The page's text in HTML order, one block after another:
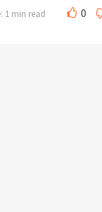
1 min read 0